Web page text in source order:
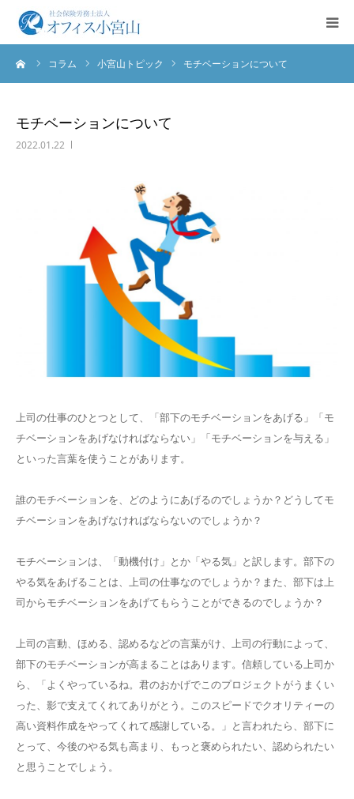
コラム 小宮山トピック モチベーションについて
モチベーションについて
2022.01.22
上司の仕事のひとつとして、「部下のモチベーションをあげる」「モ
チベーションをあげなければならない」「モチベーションを与える」
といった言葉を使うことがあります。
誰のモチベーションを、どのようにあげるのでしょうか？どうしてモ
チベーションをあげなければならないのでしょうか？
モチベーションは、「動機付け」とか「やる気」と訳します。部下の
やる気をあげることは、上司の仕事なのでしょうか？また、部下は上
司からモチベーションをあげてもらうことができるのでしょうか？
上司の言動、ほめる、認めるなどの言葉がけ、上司の行動によって、
部下のモチベーションが高まることはあります。信頼している上司か
ら、「よくやっているね。君のおかげでこのプロジェクトがうまくい
った、影で支えてくれてありがとう。このスピードでクオリティーの
高い資料作成をやってくれて感謝している。」と言われたら、部下に
とって、今後のやる気も高まり、もっと褒められたい、認められたい
と思うことでしょう。
ご挨拶
お問合せ